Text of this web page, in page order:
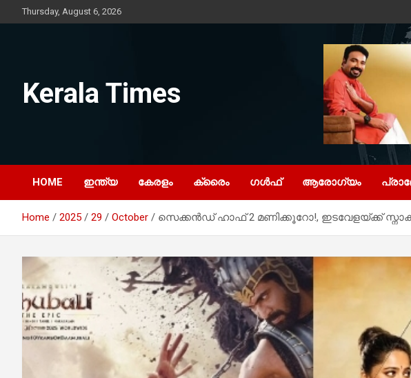
to
Thursday, August 6, 2026
Kerala Times
HOME ഇന്ത്യ കേരളം ക്രൈം ഗൾഫ് ആരോഗ്യം
Home 2025 29 October സെക്കൻഡ് ഹാഫ് 2 മണിക്കൂറോ!, ഇടവേളയ്ക്ക്